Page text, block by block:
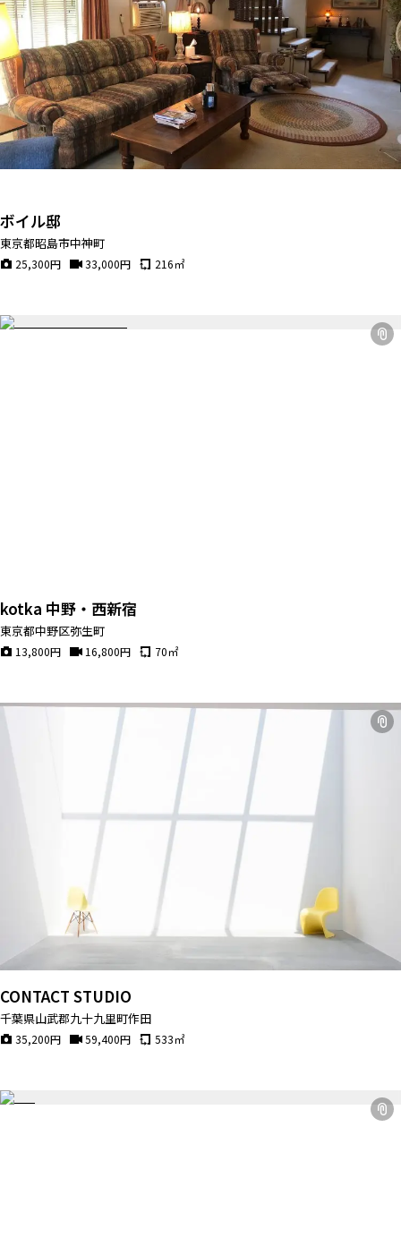
ボイル邸
東京都昭島市中神町
25,300円 33,000円 216㎡
kotka 中野・西新宿
東京都中野区弥生町
13,800円 16,800円 70㎡
CONTACT STUDIO
千葉県山武郡九十九里町作田
35,200円 59,400円 533㎡